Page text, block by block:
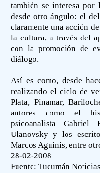
también se interesa por
desde otro ángulo: el
claramente una acción
la cultura, a través del
con la promoción de
diálogo.
Así es como, desde
realizando el ciclo de
Plata, Pinamar,
autores como el
psicoanalista Gabriel
Ulanovsky y los
Marcos Aguinis, entre
28-02-2008
Fuente:Tucumán Noticias